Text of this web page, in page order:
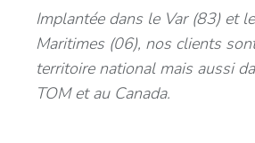
Implantée dans le Var (83) et
Maritimes (06), nos clients
territoire national mais aussi
TOM et au Canada.